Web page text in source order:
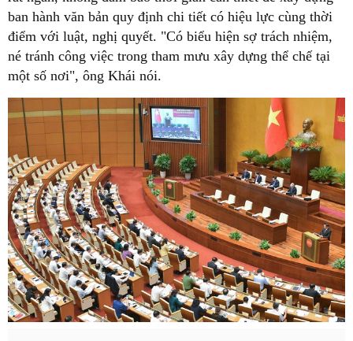
ban hành văn bản quy định chi tiết có hiệu lực cùng thời
điểm với luật, nghị quyết. "Có biểu hiện sợ trách nhiệm,
né tránh công việc trong tham mưu xây dựng thể chế tại
một số nơi", ông Khái nói.